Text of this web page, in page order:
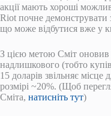
акції мають хороші
Riot почне демонструвати
що може відбутися вже у
З цією метою Сміт
надлишкового (тобто
15 доларів звільняє місце
розмірі ~20%. (Щоб
Сміта, натисніть тут)